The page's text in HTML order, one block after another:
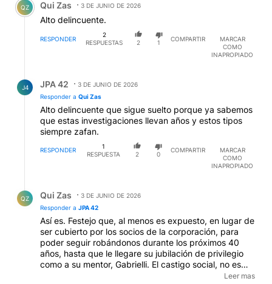
QZ Qui Zas 3 DE JUNIO DE 2026
Alto delincuente.
RESPONDER
2
RESPUESTAS
2 1
COMPARTIR
MARCAR
COMO
INAPROPIADO
J4 JPA 42
3 DE JUNIO DE 2026
Responder a Qui Zas
Alto delincuente que sigue suelto porque ya sabemos
que estas investigaciones llevan años y estos tipos
siempre zafan.
RESPONDER
1
RESPUESTA
2 0
COMPARTIR
MARCAR
COMO
INAPROPIADO
QZ Qui Zas
3 DE JUNIO DE 2026
Responder a JPA 42
Así es. Festejo que, al menos es expuesto, en lugar de
ser cubierto por los socios de la corporación, para
poder seguir robándonos durante los próximos 40
años, hasta que le llegare su jubilación de privilegio
como a su mentor, Gabrielli. El castigo social, no es
algo menor para estos narcisistas, aunque quienesLeer mas